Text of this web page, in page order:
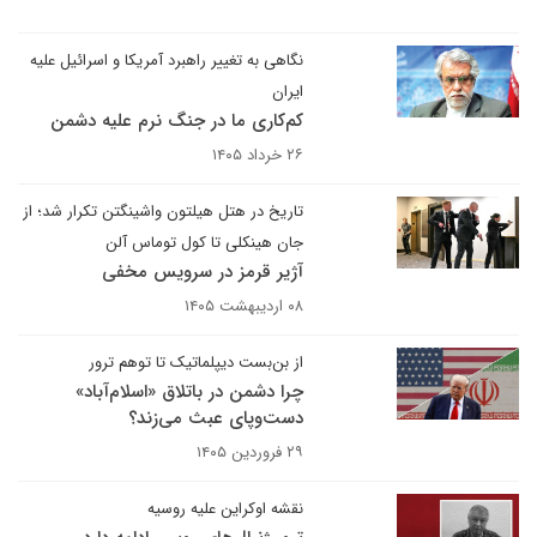
نگاهی به تغییر راهبرد آمریکا و اسرائیل علیه
ایران
کم‌کاری ما در جنگ نرم علیه دشمن
۲۶ خرداد ۱۴۰۵
تاریخ در هتل هیلتون واشینگتن تکرار شد؛ از
جان هینکلی تا کول توماس آلن
آژیر قرمز در سرویس مخفی
۰۸ اردیبهشت ۱۴۰۵
از بن‌بست دیپلماتیک تا توهم ترور
چرا دشمن در باتلاق «اسلام‌آباد»
دست‌وپای عبث می‌زند؟
۲۹ فروردین ۱۴۰۵
نقشه اوکراین علیه روسیه